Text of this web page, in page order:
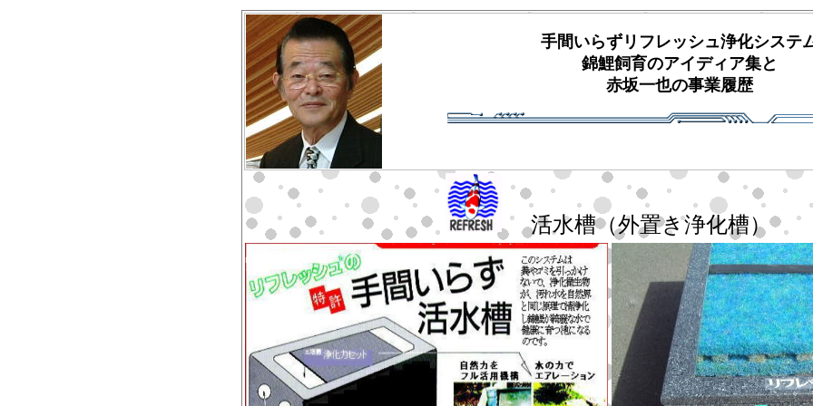
手間いらずリフレッシュ浄化システ
錦鯉飼育のアイディア集と
赤坂一也の事業履歴
活水槽（外置き浄化槽）